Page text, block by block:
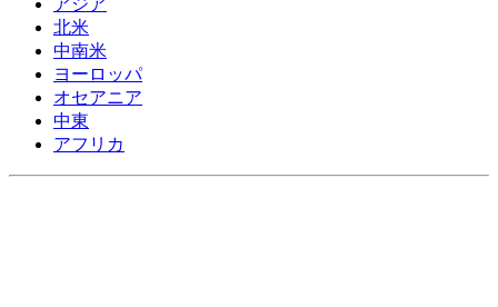
アジア
北米
中南米
ヨーロッパ
オセアニア
中東
アフリカ